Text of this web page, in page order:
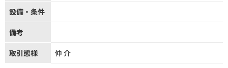
設備・条件
備考
取引態様 仲介